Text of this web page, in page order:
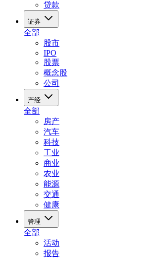
贷款
证券
全部
股市
IPO
股票
概念股
公司
产经
全部
房产
汽车
科技
工业
商业
农业
能源
交通
健康
管理
全部
活动
报告